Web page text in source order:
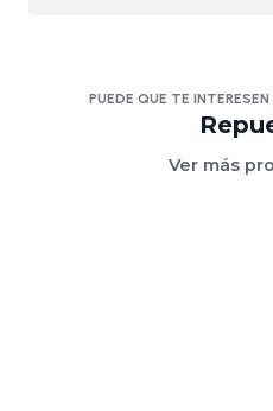
PUEDE QUE TE
Ver más